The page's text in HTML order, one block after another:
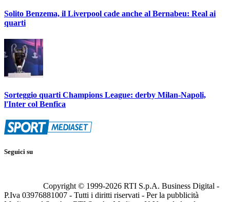
Solito Benzema, il Liverpool cade anche al Bernabeu: Real ai
quarti
Sorteggio quarti Champions League: derby Milan-Napoli,
l'Inter col Benfica
Seguici su
Copyright © 1999-2026 RTI S.p.A. Business Digital -
P.Iva 03976881007 - Tutti i diritti riservati - Per la pubblicità